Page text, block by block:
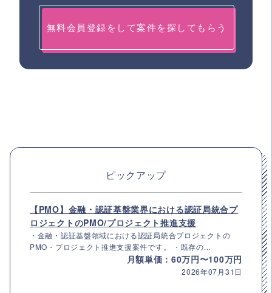
無料会員登録をして案件を探してもらう
ピックアップ
【PMO】金融・認証基盤業界における認証局統合プ
ロジェクトのPMO/プロジェクト推進支援
・金融・認証基盤領域における認証局統合プロジェクトの
PMO・プロジェクト推進支援案件です。 ・既存の...
月額単価：60万円〜100万円
2026年07月31日